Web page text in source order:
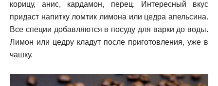
корицу, анис, кардамон, перец. Интересный вкус
придаст напитку ломтик лимона или цедра апельсина.
Все специи добавляются в посуду для варки до воды.
Лимон или цедру кладут после приготовления, уже в
чашку.